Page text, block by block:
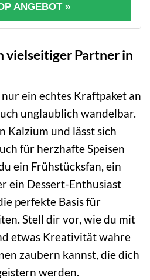
ANGEBOT »
vielseitiger Partner in
ein echtes Kraftpaket an
unglaublich wandelbar.
Kalzium und lässt sich
für herzhafte Speisen
ein Frühstücksfan, ein
ein Dessert-Enthusiast
perfekte Basis für
Stell dir vor, wie du mit
etwas Kreativität wahre
zaubern kannst, die dich
werden.